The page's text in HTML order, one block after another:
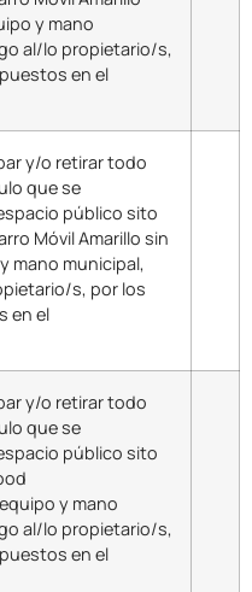
y mano
al/lo propietario/s,
en el
y/o retirar todo
que se
público sito
Móvil Amarillo sin
mano municipal,
s, por los
en el
y/o retirar todo
que se
público sito
y mano
al/lo propietario/s,
en el